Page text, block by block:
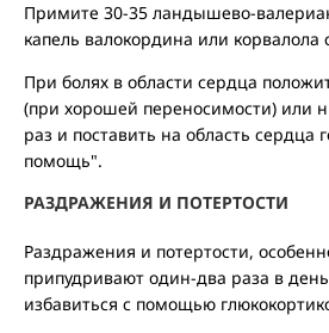
Примите 30-35 ландышево-
капель валокордина или
При болях в области сердца
(при хорошей переносимости) или
раз и поставить на область
помощь".
РАЗДРАЖЕНИЯ И ПОТЕРТОСТИ
Раздражения и потертости,
припудривают один-два раза в
избавиться с помощью